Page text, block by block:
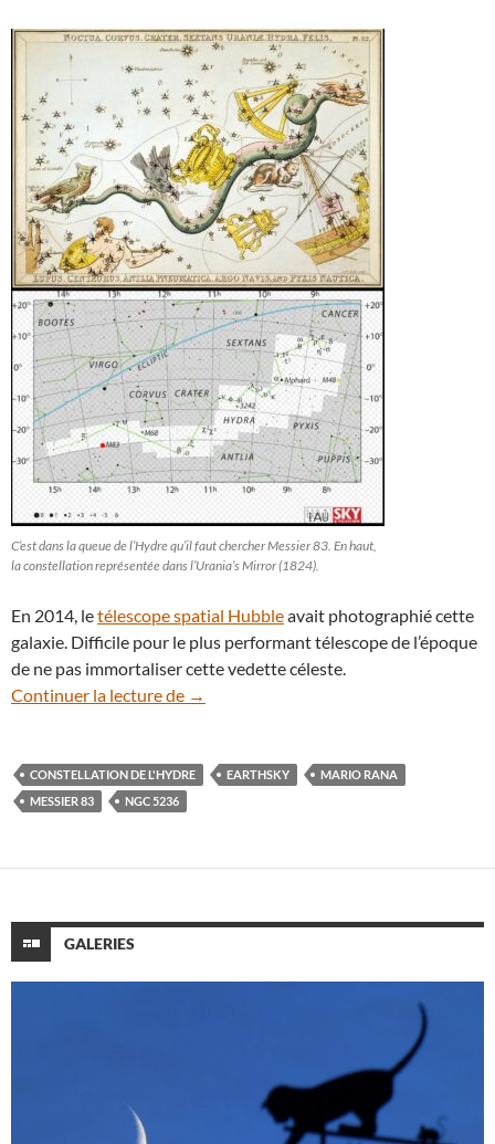
C’est dans la queue de l’Hydre qu’il faut chercher Messier 83. En haut,
la constellation représentée dans l’Urania’s Mirror (1824).
En 2014, letélescope spatial Hubbleavait photographié cette
galaxie. Difficile pour le plus performant télescope de l’époque
de ne pas immortaliser cette vedette céleste.
Continuer la lecture de Zoom sur Messier 83, la flamboyante
→
CONSTELLATION DE L'HYDRE EARTHSKY
MARIO RANA
MESSIER 83
NGC 5236
GALERIES